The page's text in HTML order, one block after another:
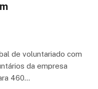
de voluntariado com
da empresa
460…